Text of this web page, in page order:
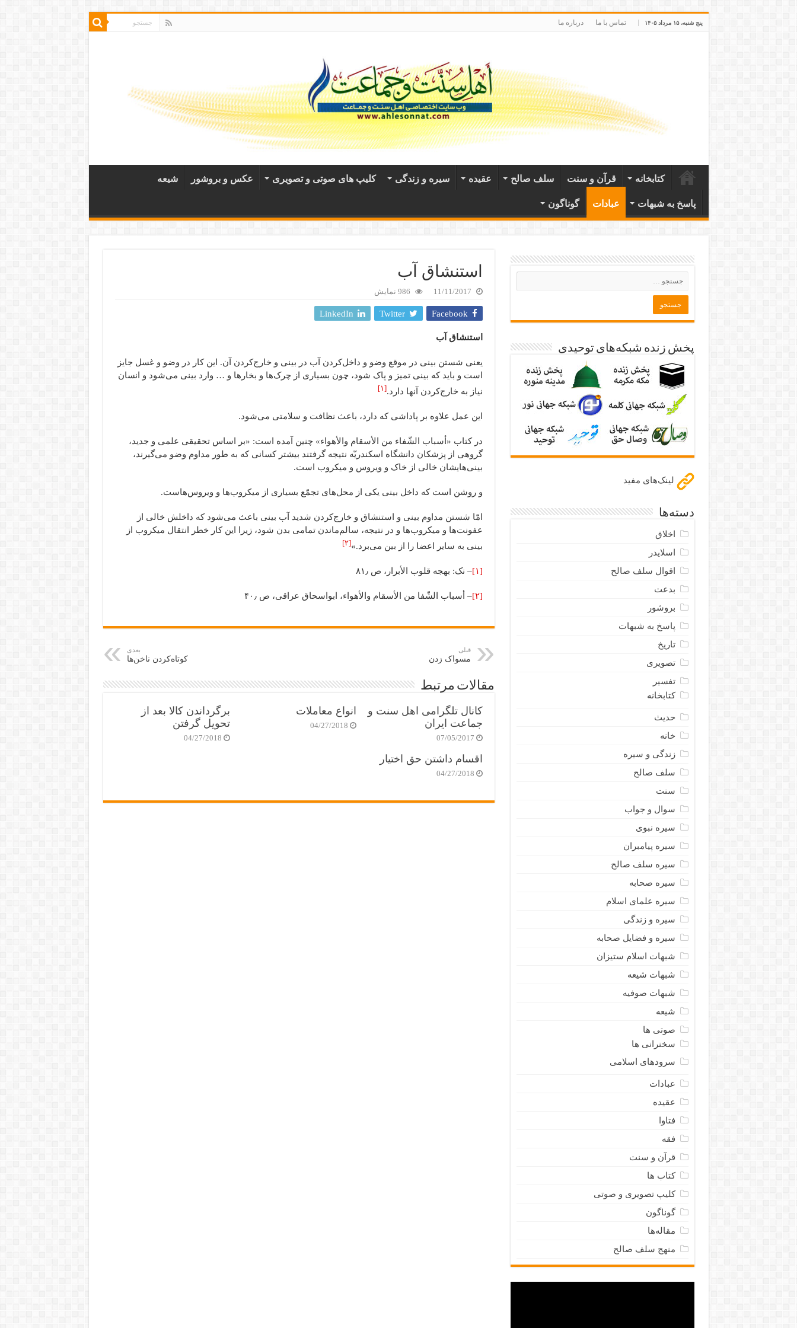
پنج شنبه، ۱۵ مرداد ۱۴۰۵ تماس با ما درباره ما
کتابخانه قرآن و سنت سلف صالح عقيده سیره و زندگی کلیپ های صوتی و تصویری عکس و بروشور شیعه
پاسخ به شبهات عبادات گوناگون
استنشاق آب
11/11/2017 986 نمایش
Facebook
Twitter
LinkedIn
استنشاق آب
یعنی شستن بینی در موقع وضو و داخل‌کردن آب در بینی و خارج‌کردن آن. این کار در وضو و غسل جایز
است و باید که بینی تمیز و پاک شود، چون بسیاری از چرک‌ها و بخارها و … وارد بینی می‌شود و انسان
نیاز به خارج‌کردن آن‎ها دارد.
[۱]
این عمل علاوه بر پاداشی که دارد، باعث نظافت و سلامتی می‌شود.
در کتاب «أسباب الشّفاء من الأسقام والأهواء» چنین آمده است: «بر اساس تحقیقی علمی و جدید،
گروهی از پزشکان دانشگاه اسکندریّه نتیجه گرفتند بیشتر کسانی که به طور مداوم وضو می‌گیرند،
بینی‌هایشان خالی از خاک و ویروس و میکروب است.
و روشن است که داخل بینی یکی از محل‌های تجمّع بسیاری از میکروب‌ها و ویروس‌هاست.
امّا شستن مداوم بینی و استنشاق و خارج‌کردن شدید آب بینی باعث می‌شود که داخلش خالی از
عفونت‌ها و میکروب‌ها و در نتیجه، سالم‌ماندن تمامی بدن شود، زیرا این کار خطر انتقال میکروب از
بینی به سایر اعضا را از بین می‌برد.»[۲]
[۱] – نک: بهجه قلوب الأبرار، ص ۸۱٫
[۲] – أسباب الشّفا من الأسقام والأهواء، ابواسحاق عراقی، ص ۴۰٫
قبلی
مسواک‌ زدن
بعدی
کوتاه‌کردن ناخن‌ها
مقالات مرتبط
کانال تلگرامی اهل سنت و
جماعت ایران
07/05/2017
انواع معاملات
04/27/2018
برگرداندن کالا بعد از
تحویل گرفتن
04/27/2018
اقسام داشتن حق اختیار
04/27/2018
پخش زنده شبکه‌های توحیدی
لینک‌های مفید
دسته‌ها
اخلاق
اسلایدر
اقوال سلف صالح
بدعت
بروشور
پاسخ به شبهات
تاریخ
تصویری
تفسیر
کتابخانه
حدیث
خانه
زندگی و سیره
سلف صالح
سنت
سوال و جواب
سیره نبوى
سیره پیامبران
سیره سلف صالح
سیره صحابه
سیره علمای اسلام
سیره و زندگی
سیره و فضایل صحابه
شبهات اسلام ستیزان
شبهات شیعه
شبهات صوفیه
شیعه
صوتی ها
سخنرانی ها
سرودهای اسلامی
عبادات
عقیده
فتاوا
فقه
قرآن و سنت
کتاب ها
کلیپ تصویری و صوتی
گوناگون
مقاله‌ها
منهج سلف صالح